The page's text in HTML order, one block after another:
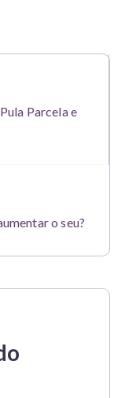
Parcela e
o seu?